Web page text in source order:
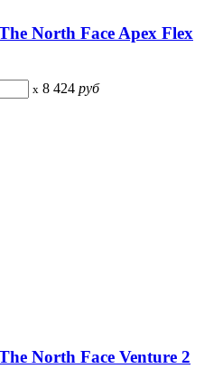
North Face Apex Flex
x 8 424 руб
North Face Venture 2